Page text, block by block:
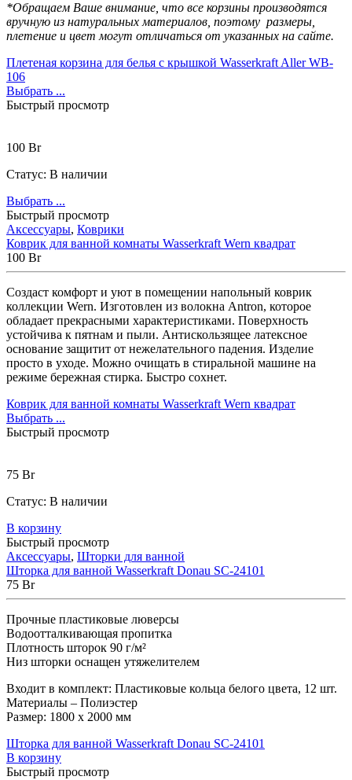
*Обращаем Ваше внимание, что все корзины производятся
вручную из натуральных материалов, поэтому размеры,
плетение и цвет могут отличаться от указанных на сайте.
Плетеная корзина для белья с крышкой Wasserkraft Aller WB-
106
Выбрать ...
Быстрый просмотр
100 Br
Статус: В наличии
Выбрать ...
Быстрый просмотр
Аксессуары, Коврики
Коврик для ванной комнаты Wasserkraft Wern квадрат
100 Br
Создаст комфорт и уют в помещении напольный коврик
коллекции Wern. Изготовлен из волокна Antron, которое
обладает прекрасными характеристиками. Поверхность
устойчива к пятнам и пыли. Антискользящее латексное
основание защитит от нежелательного падения. Изделие
просто в уходе. Можно очищать в стиральной машине на
режиме бережная стирка. Быстро сохнет.
Коврик для ванной комнаты Wasserkraft Wern квадрат
Выбрать ...
Быстрый просмотр
75 Br
Статус: В наличии
В корзину
Быстрый просмотр
Аксессуары, Шторки для ванной
Шторка для ванной Wasserkraft Donau SC-24101
75 Br
Прочные пластиковые люверсы
Водоотталкивающая пропитка
Плотность шторок 90 г/м²
Низ шторки оснащен утяжелителем
Входит в комплект: Пластиковые кольца белого цвета, 12 шт.
Материалы – Полиэстер
Размер: 1800 х 2000 мм
Шторка для ванной Wasserkraft Donau SC-24101
В корзину
Быстрый просмотр